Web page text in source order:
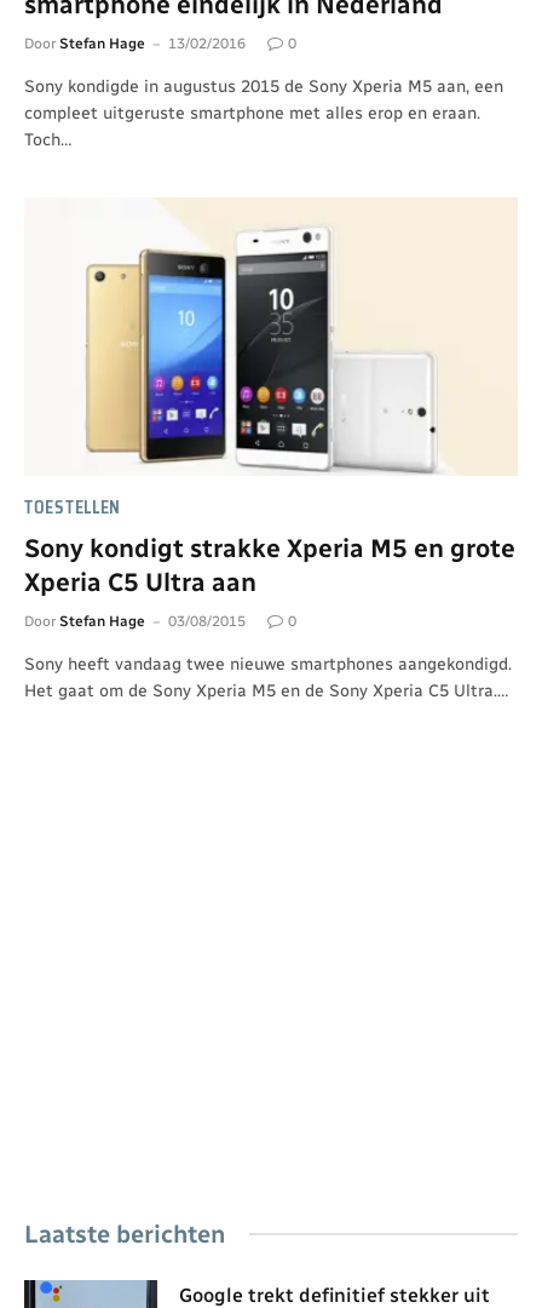
Door Stefan Hage 13/02/2016 0
Sony kondigde in augustus 2015 de Sony Xperia M5 aan, een
compleet uitgeruste smartphone met alles erop en eraan.
Toch…
TOESTELLEN
Sony kondigt strakke Xperia M5 en grote
Xperia C5 Ultra aan
Door Stefan Hage 03/08/2015 0
Sony heeft vandaag twee nieuwe smartphones aangekondigd.
Het gaat om de Sony Xperia M5 en de Sony Xperia C5 Ultra.…
Laatste berichten
Google trekt definitief stekker uit